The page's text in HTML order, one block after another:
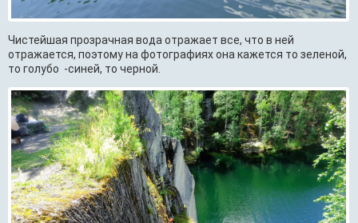
Чистейшая прозрачная вода отражает все, что в ней
отражается, поэтому на фотографиях она кажется то зеленой,
то голубо -синей, то черной.